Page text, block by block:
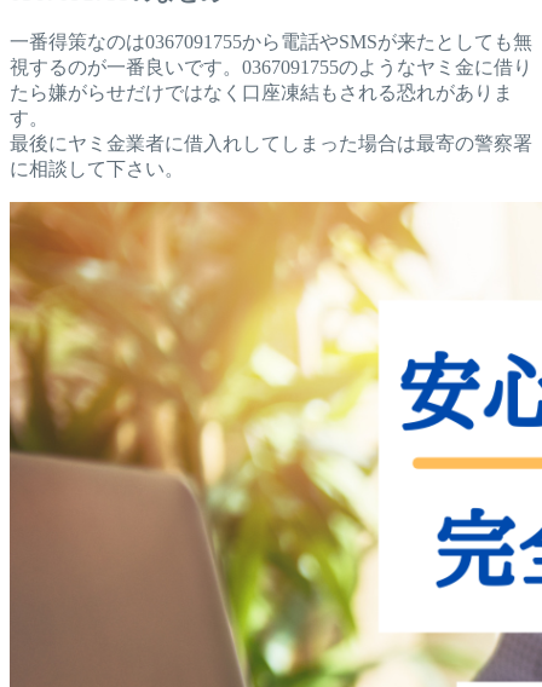
一番得策なのは0367091755から電話やSMSが来たとしても無
視するのが一番良いです。0367091755のようなヤミ金に借り
たら嫌がらせだけではなく口座凍結もされる恐れがありま
す。
最後にヤミ金業者に借入れしてしまった場合は最寄の警察署
に相談して下さい。